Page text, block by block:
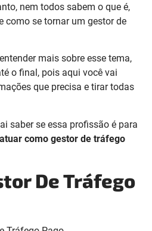
nem todos sabem o que é,
como se tornar um gestor de
mais sobre esse tema,
o final, pois aqui você vai
que precisa e tirar todas
saber se essa profissão é para
como gestor de tráfego
De Tráfego